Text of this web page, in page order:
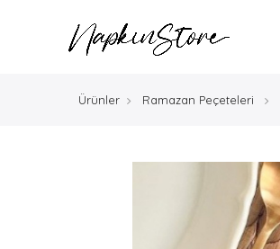
Ürünler Ramazan Peçeteleri